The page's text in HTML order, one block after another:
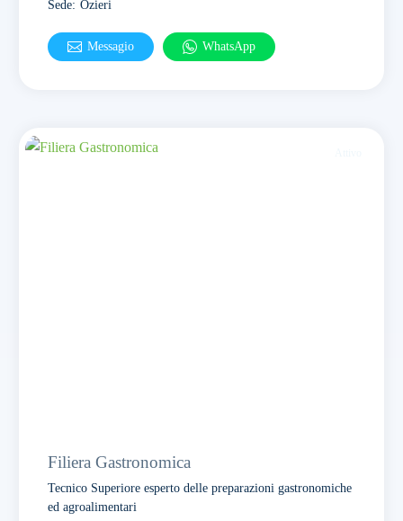
Sede: Ozieri
Messagio WhatsApp
Filiera Gastronomica
Tecnico Superiore esperto delle preparazioni gastronomiche
ed agroalimentari